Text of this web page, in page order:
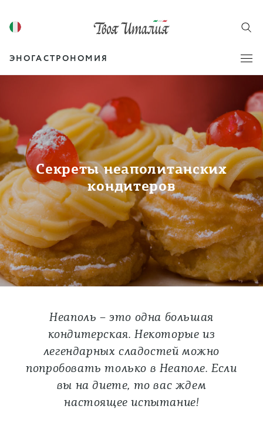
ЭНОГАСТРОНОМИЯ
Секреты неаполитанских
кондитеров
Неаполь – это одна большая
кондитерская. Некоторые из
легендарных сладостей можно
попробовать только в Неаполе. Если
вы на диете, то вас ждем
настоящее испытание!